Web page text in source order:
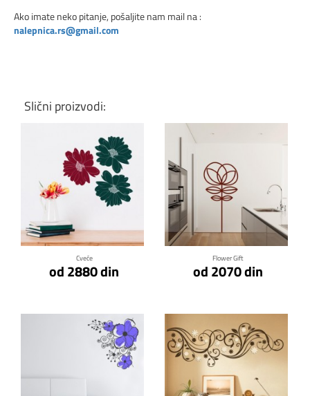
Ako imate neko pitanje, pošaljite nam mail na :
nalepnica.rs@gmail.com
Slični proizvodi:
Cveće
od 2880 din
Klikni za detalje
Flower Gift
od 2070 din
Klikni za detalje